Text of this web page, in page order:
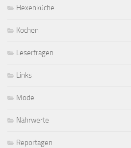
Hexenküche
Kochen
Leserfragen
Links
Mode
Nährwerte
Reportagen